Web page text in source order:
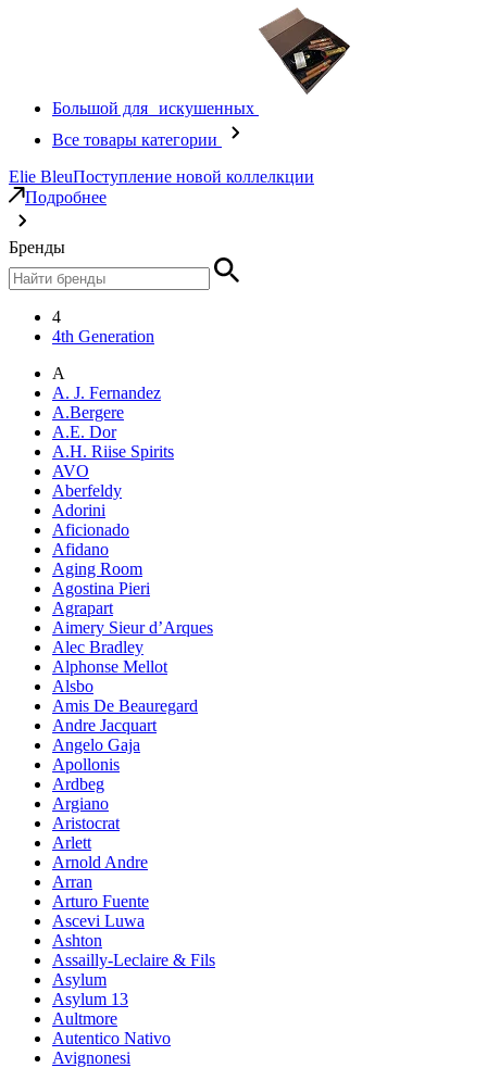
Большой для искушенных
Все товары категории
Elie BleuПоступление новой коллелкции
Подробнее
Бренды
4
4th Generation
A
A. J. Fernandez
A.Bergere
A.E. Dor
A.H. Riise Spirits
AVO
Aberfeldy
Adorini
Aficionado
Afidano
Aging Room
Agostina Pieri
Agrapart
Aimery Sieur d’Arques
Alec Bradley
Alphonse Mellot
Alsbo
Amis De Beauregard
Andre Jacquart
Angelo Gaja
Apollonis
Ardbeg
Argiano
Aristocrat
Arlett
Arnold Andre
Arran
Arturo Fuente
Ascevi Luwa
Ashton
Assailly-Leclaire & Fils
Asylum
Asylum 13
Aultmore
Autentico Nativo
Avignonesi